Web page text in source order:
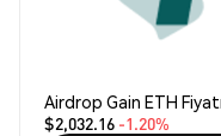
Airdrop Gain ETH Fiyatı
$2,032.16 -1.20%